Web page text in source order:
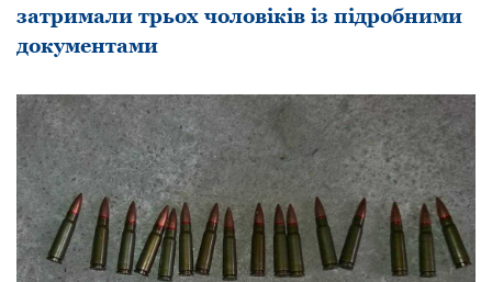
затримали трьох чоловіків із підробними
документами